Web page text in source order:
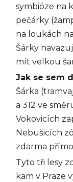
symbióze na
pečárky
na loukách
Šárky
mít velkou
Jak se sem
Šárka
a 312 ve
Vokovicích
Nebušicích
zdarma
Tyto tři lesy
kam v Praze